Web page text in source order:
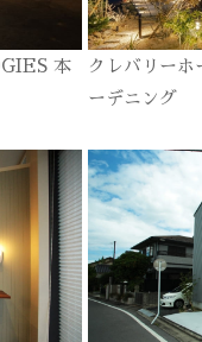
本
クレバリーホ
ーデニング